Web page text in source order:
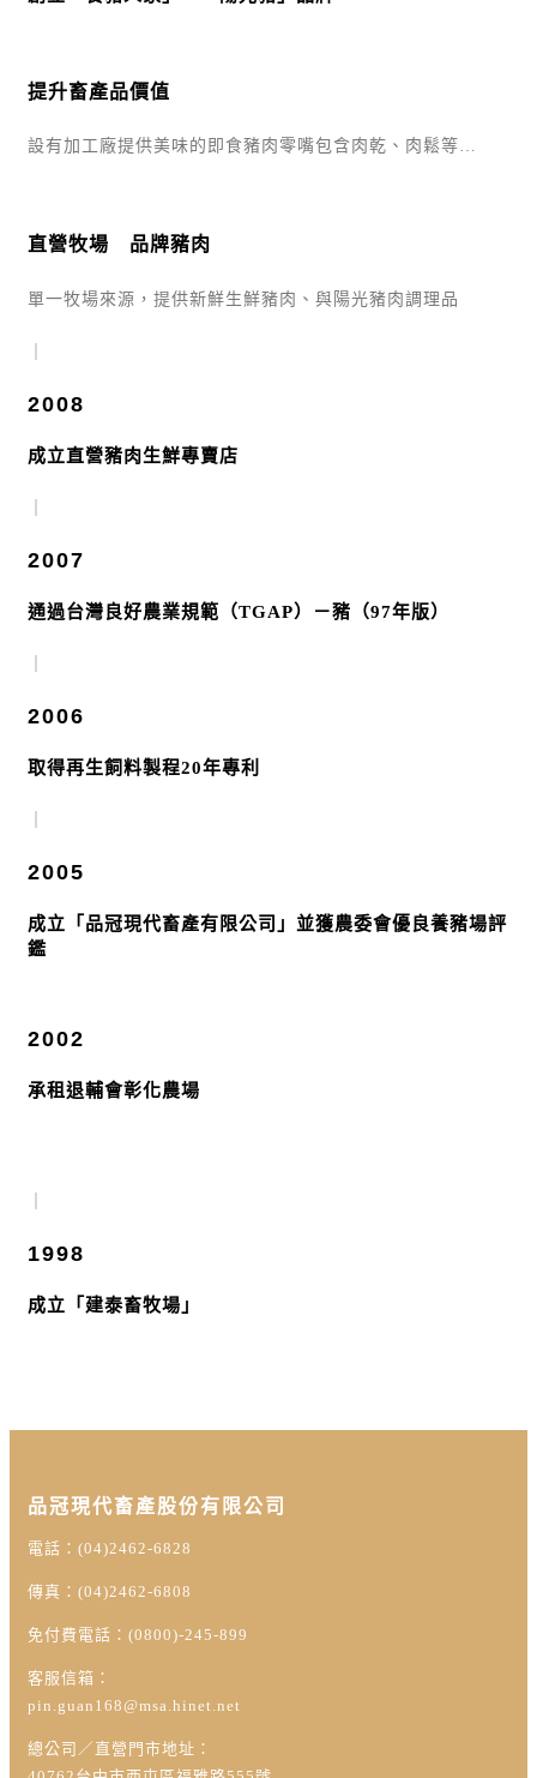
提升畜產品價值
設有加工廠提供美味的即食豬肉零嘴包含肉乾、肉鬆等…
直營牧場 品牌豬肉
單一牧場來源，提供新鮮生鮮豬肉、與陽光豬肉調理品
2008
成立直營豬肉生鮮專賣店
2007
通過台灣良好農業規範（TGAP）－豬（97年版）
2006
取得再生飼料製程20年專利
2005
成立「品冠現代畜產有限公司」並獲農委會優良養豬場評
鑑
2002
承租退輔會彰化農場
1998
成立「建泰畜牧場」
品冠現代畜產股份有限公司
電話：(04)2462-6828
傳真：(04)2462-6808
免付費電話：(0800)-245-899
客服信箱：
pin.guan168@msa.hinet.net
總公司／直營門市地址：